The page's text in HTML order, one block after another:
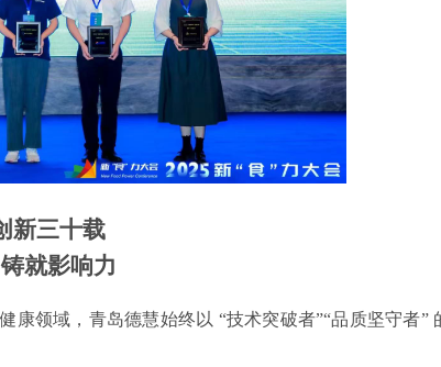
新三十载
就影响力
康领域，青岛德慧始终以 “技术突破者”“品质坚守者”